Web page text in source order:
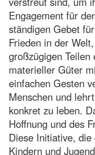
Engagement für
ständigen Gebet
Frieden in der
großzügigen
materieller Güter
einfachen Gesten
Menschen und
konkret zu leben.
Hoffnung und des
Diese Initiative,
Kindern und